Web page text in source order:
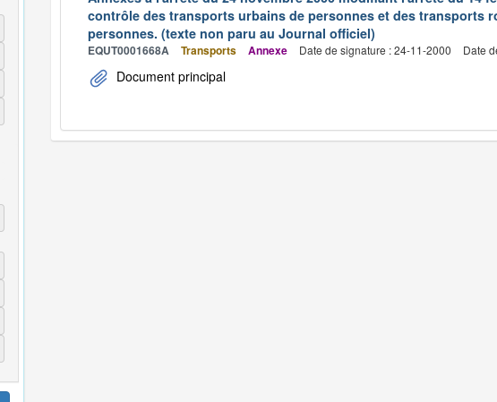
contrôle des transports urbains de personnes et des transports
personnes. (texte non paru au Journal officiel)
EQUT0001668A Transports Annexe Date de signature : 24-11-2000 Date
Document principal